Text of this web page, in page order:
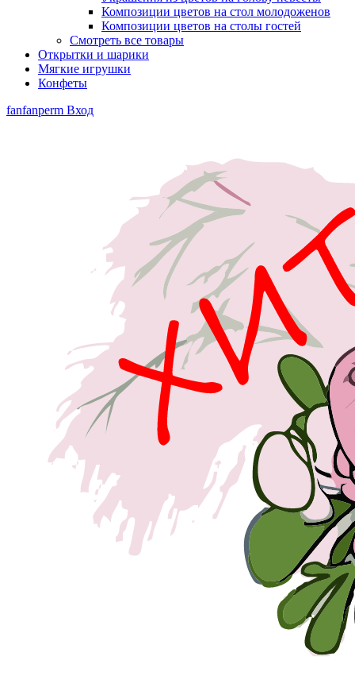
Композиции цветов на стол молодоженов
Композиции цветов на столы гостей
Смотреть все товары
Открытки и шарики
Мягкие игрушки
Конфеты
fanfanperm Вход